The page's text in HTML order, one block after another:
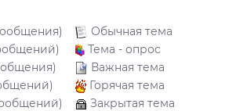
Обычная тема
Тема - опрос
Важная тема
Горячая тема
Закрытая тема